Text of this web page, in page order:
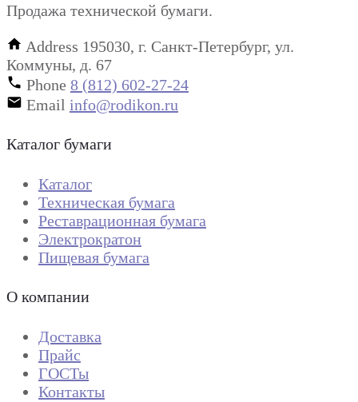
Продажа технической бумаги.
Address 195030, г. Санкт-Петербург, ул.
Коммуны, д. 67
Phone 8 (812) 602-27-24
Email info@rodikon.ru
Каталог бумаги
Каталог
Техническая бумага
Реставрационная бумага
Электрократон
Пищевая бумага
О компании
Доставка
Прайс
ГОСТы
Контакты